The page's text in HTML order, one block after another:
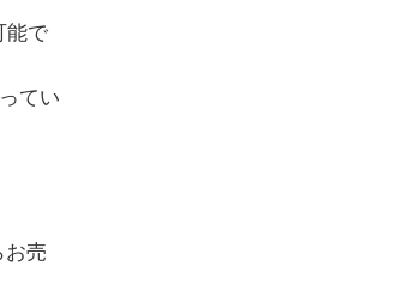
能で
てい
お売